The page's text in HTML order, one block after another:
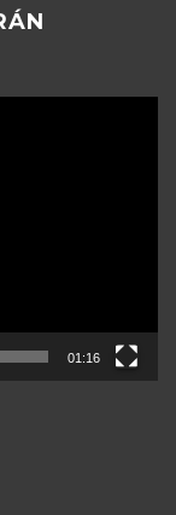
01:16